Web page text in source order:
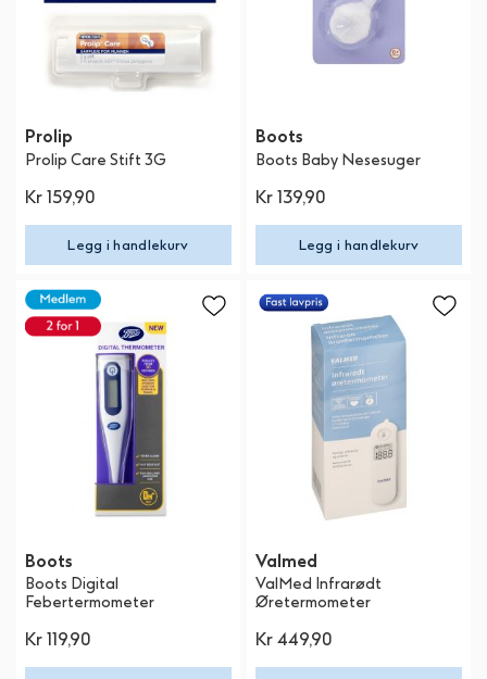
Prolip
Prolip Care Stift 3G
Kr 159,90
Legg i handlekurv
Boots
Boots Baby Nesesuger
Kr 139,90
Legg i handlekurv
Boots
Boots Digital
Febertermometer
Kr 119,90
Valmed
ValMed Infrarødt
Øretermometer
Kr 449,90